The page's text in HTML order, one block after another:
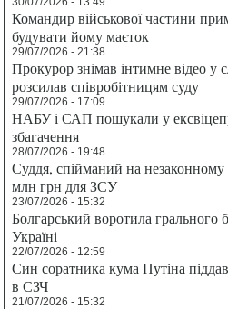
Командир військової частини
будувати йому маєток
29/07/2026 - 21:38
Прокурор знімав інтимне відео у
розсилав співробітницям суду
29/07/2026 - 17:09
НАБУ і САП пошукали у
збагачення
28/07/2026 - 19:48
Суддя, спійманий на незаконному
млн грн для ЗСУ
23/07/2026 - 15:32
Болгарський воротила грального
Україні
22/07/2026 - 12:59
Син соратника кума Путіна
в СЗЧ
21/07/2026 - 15:32